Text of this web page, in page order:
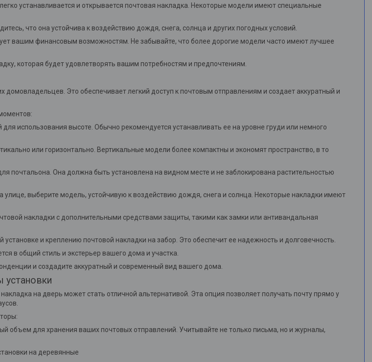
устанавливается и открывается почтовая накладка. Некоторые модели имеют специальные
что она устойчива к воздействию дождя, снега, солнца и других погодных условий.
вашим финансовым возможностям. Не забывайте, что более дорогие модели часто имеют лучшее
которая будет удовлетворять вашим потребностям и предпочтениям.
Это обеспечивает легкий доступ к почтовым отправлениям и создает аккуратный и
использования высоте. Обычно рекомендуется устанавливать ее на уровне груди или немного
или горизонтально. Вертикальные модели более компактны и экономят пространство, в то
почтальона. Она должна быть установлена на видном месте и не заблокирована растительностью
улице, выберите модель, устойчивую к воздействию дождя, снега и солнца. Некоторые накладки имеют
накладки с дополнительными средствами защиты, такими как замки или антивандальная
и креплению почтовой накладки на забор. Это обеспечит ее надежность и долговечность.
в общий стиль и экстерьер вашего дома и участка.
и создадите аккуратный и современный вид вашего дома.
установки
на дверь может стать отличной альтернативой. Эта опция позволяет получать почту прямо у
объем для хранения ваших почтовых отправлений. Учитывайте не только письма, но и журналы,
на деревянные